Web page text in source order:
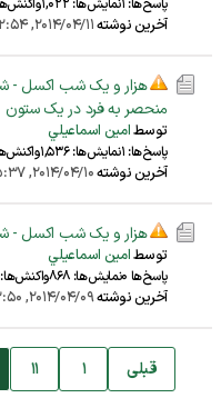
پاسخ‌ها: 1 نمایش‌ها: 1,022
آخرین نوشته2014/04/11, 12:54
هزار و یک شب اکسل -
منحصر به فرد در یک ستون
توسطامين اسماعيلي
پاسخ‌ها: 1 نمایش‌ها: 1,536
آخرین نوشته2014/04/10, 15:37
هزار و یک شب اکسل -
توسطامين اسماعيلي
پاسخ‌ها 0 نمایش‌ها: 868 واکنش‌ها: 0
آخرین نوشته2014/04/09, 03:50
قبلی 1
11